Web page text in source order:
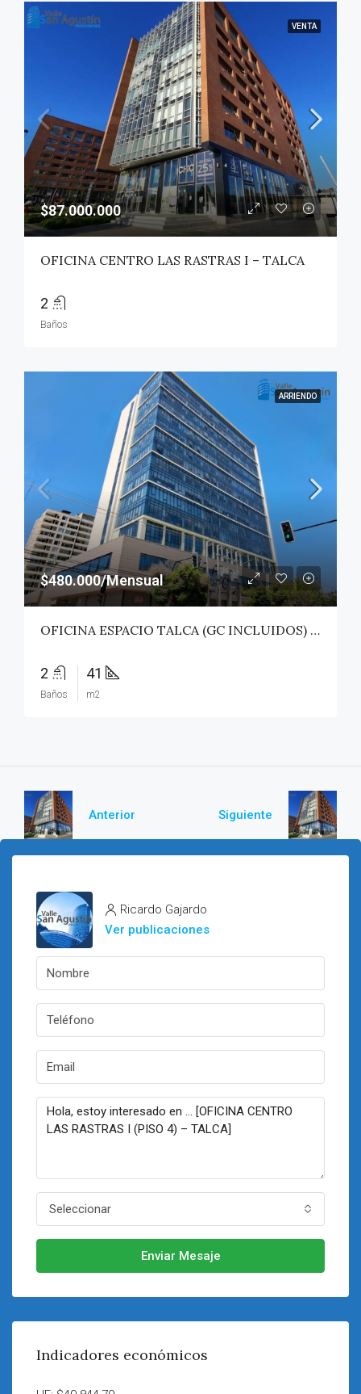
VENTA
$87.000.000
OFICINA CENTRO LAS RASTRAS I – TALCA
2
Baños
ARRIENDO
$480.000/Mensual
OFICINA ESPACIO TALCA (GC INCLUIDOS) – TALCA
2
Baños
41
m2
Anterior Siguiente
Ricardo Gajardo
Ver publicaciones
Seleccionar
Enviar Mesaje
Indicadores económicos